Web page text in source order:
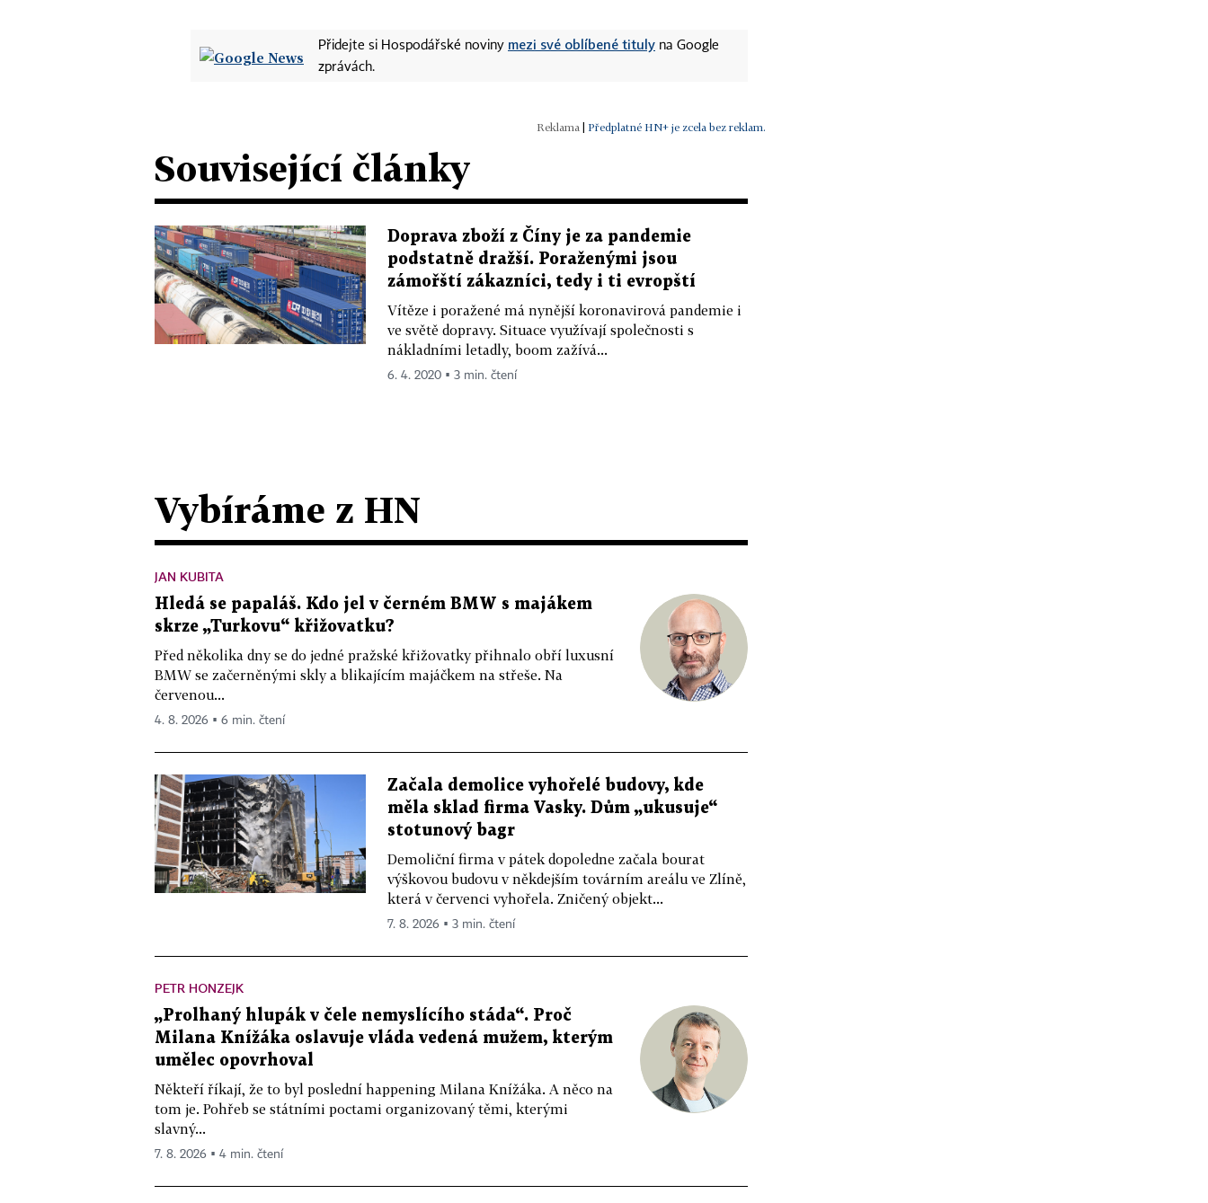
Přidejte si Hospodářské noviny mezi své oblíbené tituly na Google
zprávách.
| Předplatné HN+ je zcela bez reklam.
Související články
Doprava zboží z Číny je za pandemie
podstatně dražší. Poraženými jsou
zámořští zákazníci, tedy i ti evropští
Vítěze i poražené má nynější koronavirová pandemie i
ve světě dopravy. Situace využívají společnosti s
nákladními letadly, boom zažívá...
6. 4. 2020 ▪ 3 min. čtení
Vybíráme z HN
JAN KUBITA
Hledá se papaláš. Kdo jel v černém BMW s majákem
skrze „Turkovu“ křižovatku?
Před několika dny se do jedné pražské křižovatky přihnalo obří luxusní
BMW se začerněnými skly a blikajícím majáčkem na střeše. Na
červenou...
4. 8. 2026 ▪ 6 min. čtení
Začala demolice vyhořelé budovy, kde
měla sklad firma Vasky. Dům „ukusuje“
stotunový bagr
Demoliční firma v pátek dopoledne začala bourat
výškovou budovu v někdejším továrním areálu ve Zlíně,
která v červenci vyhořela. Zničený objekt...
7. 8. 2026 ▪ 3 min. čtení
PETR HONZEJK
„Prolhaný hlupák v čele nemyslícího stáda“. Proč
Milana Knížáka oslavuje vláda vedená mužem, kterým
umělec opovrhoval
Někteří říkají, že to byl poslední happening Milana Knížáka. A něco na
tom je. Pohřeb se státními poctami organizovaný těmi, kterými
slavný...
7. 8. 2026 ▪ 4 min. čtení